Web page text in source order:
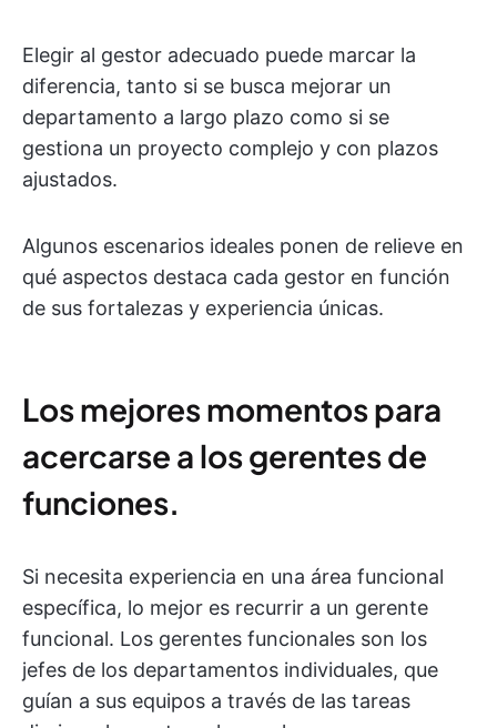
Elegir al gestor adecuado puede marcar la
diferencia, tanto si se busca mejorar un
departamento a largo plazo como si se
gestiona un proyecto complejo y con plazos
ajustados.
Algunos escenarios ideales ponen de relieve en
qué aspectos destaca cada gestor en función
de sus fortalezas y experiencia únicas.
Los mejores momentos para
acercarse a los gerentes de
funciones.
Si necesita experiencia en una área funcional
específica, lo mejor es recurrir a un gerente
funcional. Los gerentes funcionales son los
jefes de los departamentos individuales, que
guían a sus equipos a través de las tareas